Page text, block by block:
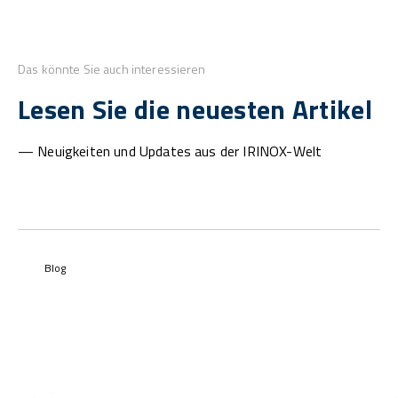
Das könnte Sie auch interessieren
Lesen Sie die neuesten Artikel
— Neuigkeiten und Updates aus der IRINOX-Welt
Blog